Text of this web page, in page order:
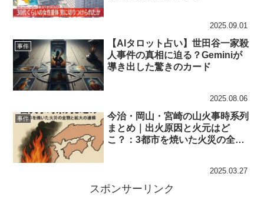
2025.09.01
事件
【AIタロット占い】世田谷一家殺
人事件の真相に迫る？Geminiが
導き出した驚きのカード
2025.08.06
事件
今治・岡山・宮崎の山火事時系列
まとめ｜出火原因と火元はど
こ？：3都市を焼いた火災の全貌
2025.03.27
スポンサーリンク